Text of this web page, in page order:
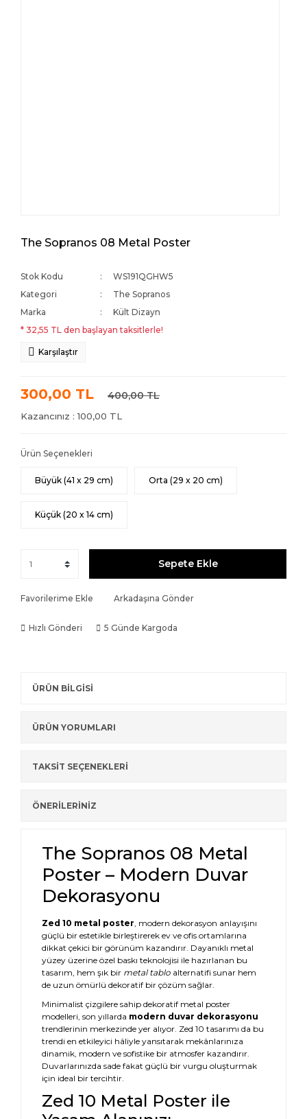
The Sopranos 08 Metal Poster
Stok Kodu
WS191QGHW5
Kategori
The Sopranos
Marka
Kült Dizayn
* 32,55 TL den başlayan taksitlerle!
Karşılaştır
300,00 TL 400,00 TL
Kazancınız : 100,00 TL
Ürün Seçenekleri
Büyük (41 x 29 cm) Orta (29 x 20 cm)
Küçük (20 x 14 cm)
Sepete Ekle
Favorilerime Ekle Arkadaşına Gönder
Hızlı Gönderi 5 Günde Kargoda
ÜRÜN BİLGİSİ
ÜRÜN YORUMLARI
TAKSİT SEÇENEKLERİ
ÖNERİLERİNİZ
The Sopranos 08 Metal
Poster – Modern Duvar
Dekorasyonu
Zed 10 metal poster, modern dekorasyon anlayışını
güçlü bir estetikle birleştirerek ev ve ofis ortamlarına
dikkat çekici bir görünüm kazandırır. Dayanıklı metal
yüzey üzerine özel baskı teknolojisi ile hazırlanan bu
tasarım, hem şık bir metal tablo alternatifi sunar hem
de uzun ömürlü dekoratif bir çözüm sağlar.
Minimalist çizgilere sahip dekoratif metal poster
modelleri, son yıllarda modern duvar dekorasyonu
trendlerinin merkezinde yer alıyor. Zed 10 tasarımı da bu
trendi en etkileyici hâliyle yansıtarak mekânlarınıza
dinamik, modern ve sofistike bir atmosfer kazandırır.
Duvarlarınızda sade fakat güçlü bir vurgu oluşturmak
için ideal bir tercihtir.
Zed 10 Metal Poster ile